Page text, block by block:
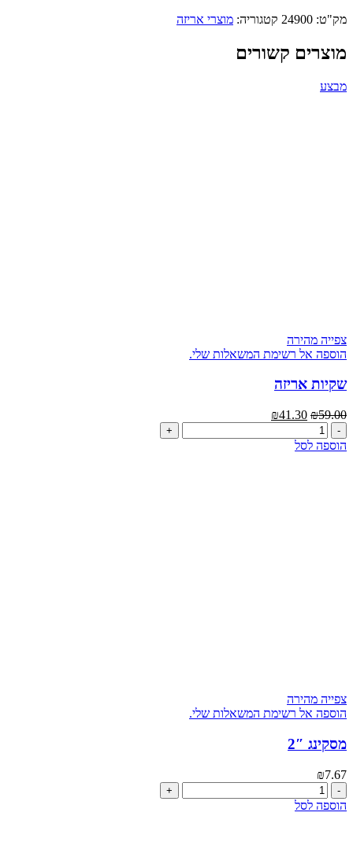
מק"ט: 24900 קטגוריה: מוצרי אריזה
מוצרים קשורים
מבצע
צפייה מהירה
הוספה אל רשימת המשאלות שלי.
שקיות אריזה
₪59.00
המחיר
היה:
₪41.30
הוא:
כמות
של
הוספה לסל
צפייה מהירה
הוספה אל רשימת המשאלות שלי.
מסקינג 2″
₪7.67
כמות
של
הוספה לסל